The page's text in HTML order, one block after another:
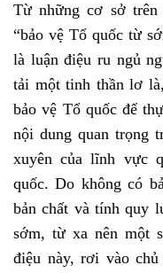
Từ những cơ sở trên
“bảo vệ Tổ quốc từ
là luận điệu ru ngủ
tải một tinh thần lơ
bảo vệ Tổ quốc để
nội dung quan trọng
xuyên của lĩnh vực
quốc. Do không có
bản chất và tính quy
sớm, từ xa nên một
điệu này, rơi vào